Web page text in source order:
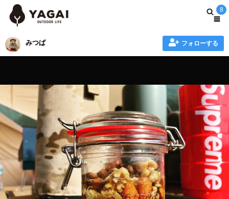
8
みつば フォローする